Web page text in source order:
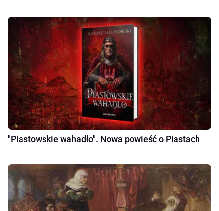
"Piastowskie wahadło". Nowa powieść o Piastach